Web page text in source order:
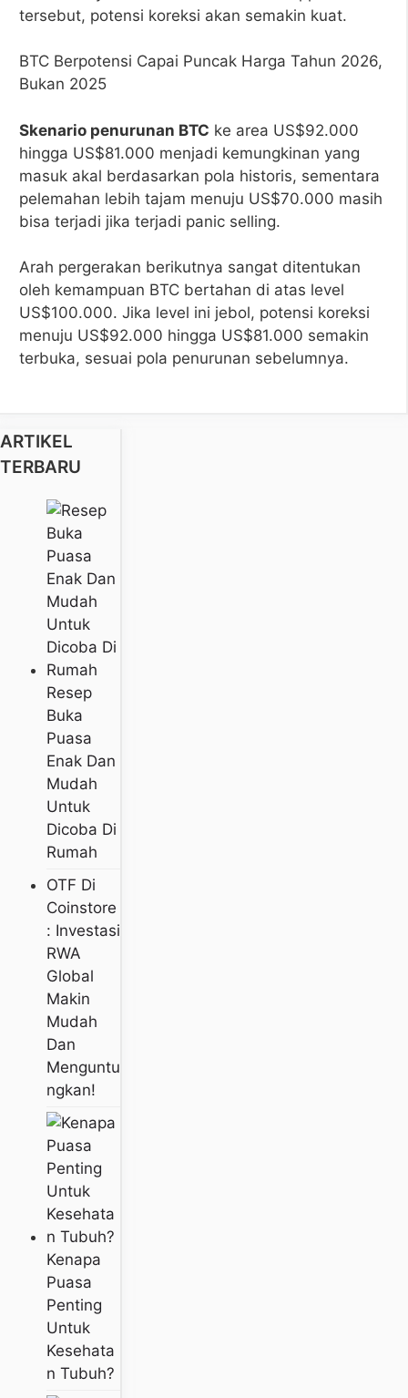
tersebut, potensi koreksi akan semakin kuat.
BTC Berpotensi Capai Puncak Harga Tahun 2026,
Bukan 2025
Skenario penurunan BTC ke area US$92.000
hingga US$81.000 menjadi kemungkinan yang
masuk akal berdasarkan pola historis, sementara
pelemahan lebih tajam menuju US$70.000 masih
bisa terjadi jika terjadi panic selling.
Arah pergerakan berikutnya sangat ditentukan
oleh kemampuan BTC bertahan di atas level
US$100.000. Jika level ini jebol, potensi koreksi
menuju US$92.000 hingga US$81.000 semakin
terbuka, sesuai pola penurunan sebelumnya.
ARTIKEL
TERBARU
Resep
Buka
Puasa
Enak Dan
Mudah
Untuk
Dicoba Di
Rumah
OTF Di
Coinstore
: Investasi
RWA
Global
Makin
Mudah
Dan
Menguntu
Ngkan!
Kenapa
Puasa
Penting
Untuk
Kesehata
N Tubuh?